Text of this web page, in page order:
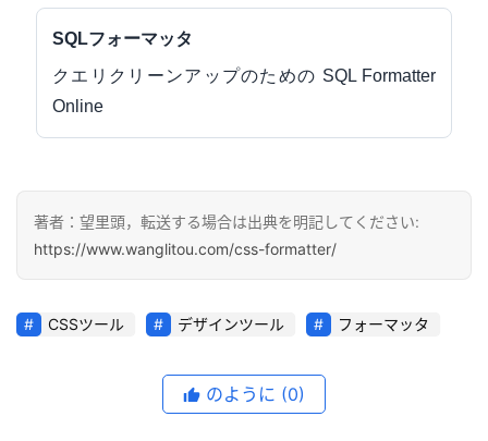
SQLフォーマッタ
クエリクリーンアップのための SQL Formatter
Online
著者：望里頭，転送する場合は出典を明記してください:
https://www.wanglitou.com/css-formatter/
CSSツール デザインツール フォーマッタ
のように (0)